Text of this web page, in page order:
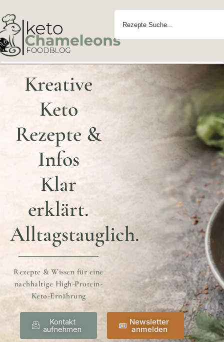
Kreative
Keto
Rezepte &
Infos
Klar
erklärt.
Alltagstauglich.
Rezepte & Wissen für eine
nachhaltige High-Protein-
Keto-Ernährung
Kontakt
aufnehmen
Newsletter
anmelden